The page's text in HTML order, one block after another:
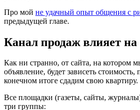
Про мой не удачный опыт общения с
предыдущей главе.
Канал продаж влияет на
Как ни странно, от сайта, на котором
объявление, будет зависеть
конечном итоге сдадим свою квартиру.
Все площадки (газеты, сайты,
три группы: